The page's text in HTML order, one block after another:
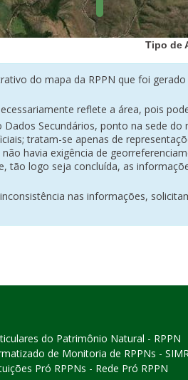
Tipo de
do mapa da RPPN que foi
reflete a área, pois
Dados Secundários, ponto na sede
tratam-se apenas de
havia exigência de
tão logo seja concluída, as
nas informações,
do Patrimônio Natural - RPPN
de Monitoria de RPPNs -
Pró RPPNs - Rede Pró RPPN